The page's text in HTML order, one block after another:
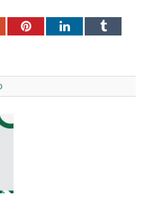
PinterestLinkedInTumblr